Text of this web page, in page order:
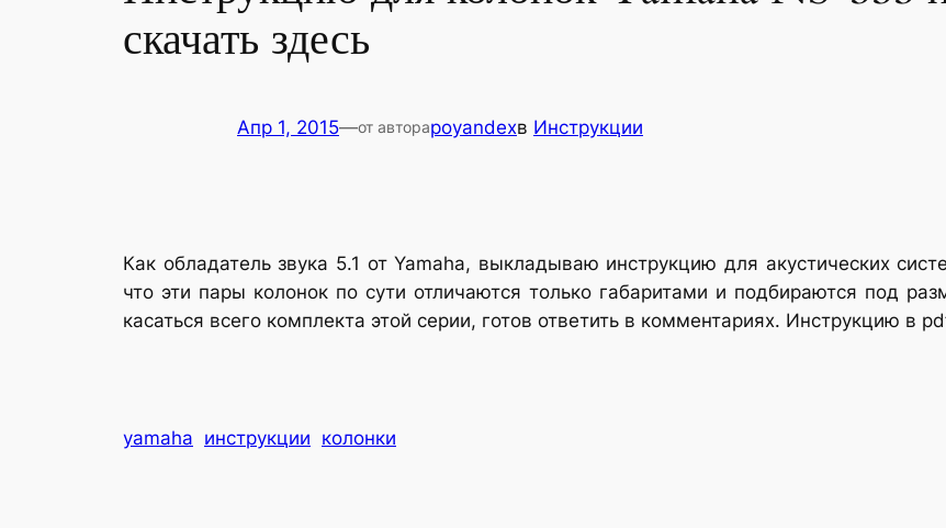
скачать здесь
Апр 1, 2015—от автораpoyandexв Инструкции
Как обладатель звука 5.1 от Yamaha, выкладываю инструкцию для акустических
что эти пары колонок по сути отличаются только габаритами и подбираются под
касаться всего комплекта этой серии, готов ответить в комментариях. Инструкцию в
yamaha инструкции колонки